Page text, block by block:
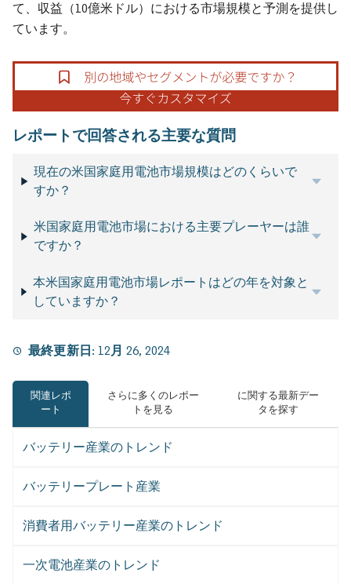
て、収益（10億米ドル）における市場規模と予測を提供し
ています。
レポートで回答される主要な質問
現在の米国家庭用電池市場規模はどのくらいで
すか？
米国家庭用電池市場における主要プレーヤーは誰
ですか？
本米国家庭用電池市場レポートはどの年を対象と
していますか？
最終更新日: 12月 26, 2024
関連レポ
ート
さらに多くのレポー
トを見る
に関する最新デー
タを探す
バッテリー産業のトレンド
バッテリープレート産業
消費者用バッテリー産業のトレンド
一次電池産業のトレンド